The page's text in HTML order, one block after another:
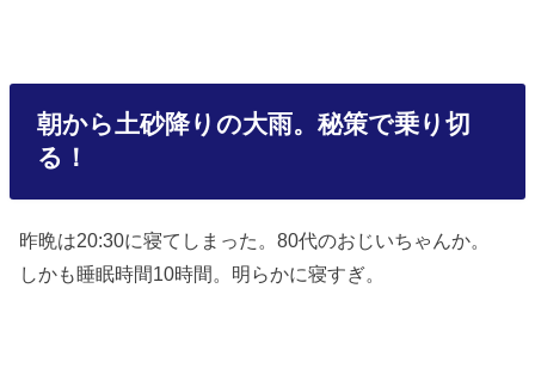
朝から土砂降りの大雨。秘策で乗り切
る！
昨晩は20:30に寝てしまった。80代のおじいちゃんか。
しかも睡眠時間10時間。明らかに寝すぎ。